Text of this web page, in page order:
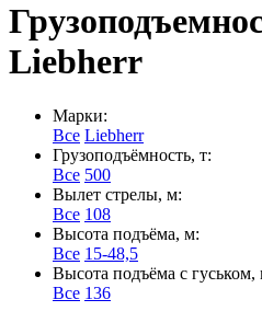
Liebherr
Марки:
Все Liebherr
Грузоподъёмность, т:
Все 500
Вылет стрелы, м:
Все 108
Высота подъёма, м:
Все 15-48,5
Высота подъёма с гуськом,
Все 136